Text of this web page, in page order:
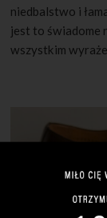
niedbalstwo i
jest to świadome
wszystkim